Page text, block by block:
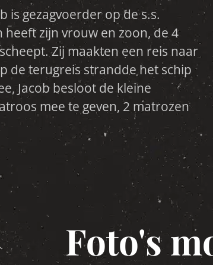
is gezagvoerder op de s.s.
zijn vrouw en zoon, de 4
Zij maakten een reis naar
de terugreis strandde het schip
Jacob besloot de kleine
mee te geven, 2 matrozen
de wal, bij een zandbank
door een golf en slaat om, 2
verdrinken hierbij. 11
levenloze lichaampje, even
Foto's